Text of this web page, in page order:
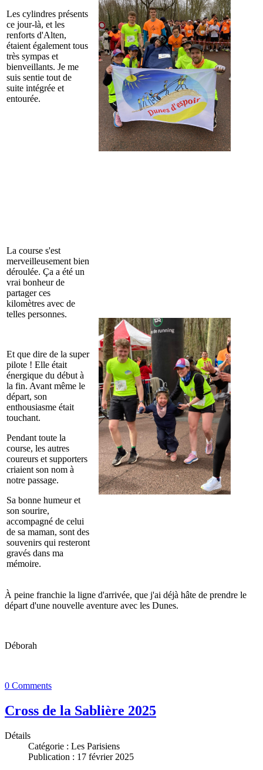
Les cylindres présents
ce jour-là, et les
renforts d'Alten,
étaient également tous
très sympas et
bienveillants. Je me
suis sentie tout de
suite intégrée et
entourée.
La course s'est
merveilleusement bien
déroulée. Ça a été un
vrai bonheur de
partager ces
kilomètres avec de
telles personnes.
Et que dire de la super
pilote ! Elle était
énergique du début à
la fin. Avant même le
départ, son
enthousiasme était
touchant.
Pendant toute la
course, les autres
coureurs et supporters
criaient son nom à
notre passage.
Sa bonne humeur et
son sourire,
accompagné de celui
de sa maman, sont des
souvenirs qui resteront
gravés dans ma
mémoire.
À peine franchie la ligne d'arrivée, que j'ai déjà hâte de prendre le
départ d'une nouvelle aventure avec les Dunes.
Déborah
0 Comments
Cross de la Sablière 2025
Détails
Catégorie : Les Parisiens
Publication : 17 février 2025